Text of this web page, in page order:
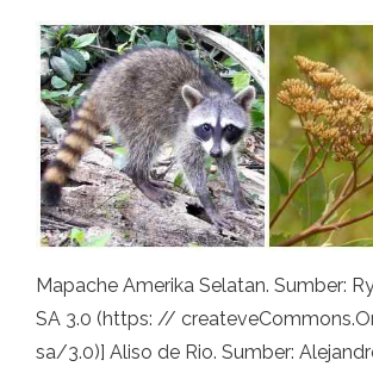
Mapache Amerika Selatan. Sumber:
SA 3.0 (https: //
sa/3.0)] Aliso de Rio. Sumber: